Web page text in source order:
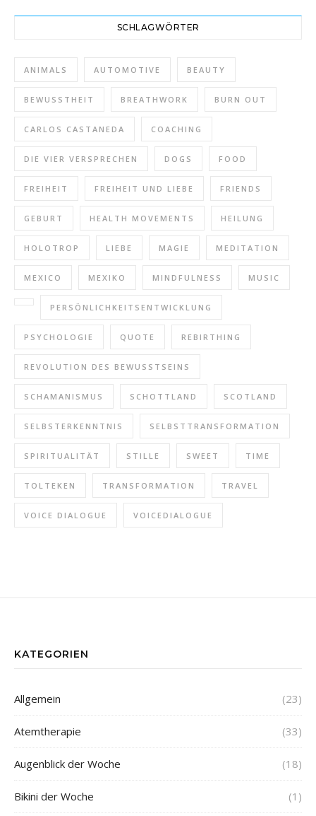
SCHLAGWÖRTER
ANIMALS AUTOMOTIVE BEAUTY
BEWUSSTHEIT BREATHWORK BURN OUT
CARLOS CASTANEDA COACHING
DIE VIER VERSPRECHEN DOGS FOOD
FREIHEIT FREIHEIT UND LIEBE FRIENDS
GEBURT HEALTH MOVEMENTS HEILUNG
HOLOTROP LIEBE MAGIE MEDITATION
MEXICO MEXIKO MINDFULNESS MUSIC
PERSÖNLICHKEITSENTWICKLUNG
PSYCHOLOGIE QUOTE REBIRTHING
REVOLUTION DES BEWUSSTSEINS
SCHAMANISMUS SCHOTTLAND SCOTLAND
SELBSTERKENNTNIS SELBSTTRANSFORMATION
SPIRITUALITÄT STILLE SWEET TIME
TOLTEKEN TRANSFORMATION TRAVEL
VOICE DIALOGUE VOICEDIALOGUE
KATEGORIEN
Allgemein (23)
Atemtherapie (33)
Augenblick der Woche (18)
Bikini der Woche (1)